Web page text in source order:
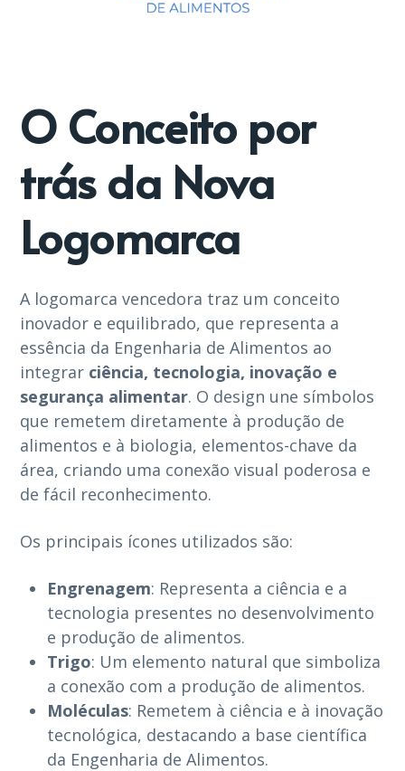
O Conceito por
trás da Nova
Logomarca
A logomarca vencedora traz um conceito
inovador e equilibrado, que representa a
essência da Engenharia de Alimentos ao
integrar ciência, tecnologia, inovação e
segurança alimentar. O design une símbolos
que remetem diretamente à produção de
alimentos e à biologia, elementos-chave da
área, criando uma conexão visual poderosa e
de fácil reconhecimento.
Os principais ícones utilizados são:
Engrenagem: Representa a ciência e a
tecnologia presentes no desenvolvimento
e produção de alimentos.
Trigo: Um elemento natural que simboliza
a conexão com a produção de alimentos.
Moléculas: Remetem à ciência e à inovação
tecnológica, destacando a base científica
da Engenharia de Alimentos.